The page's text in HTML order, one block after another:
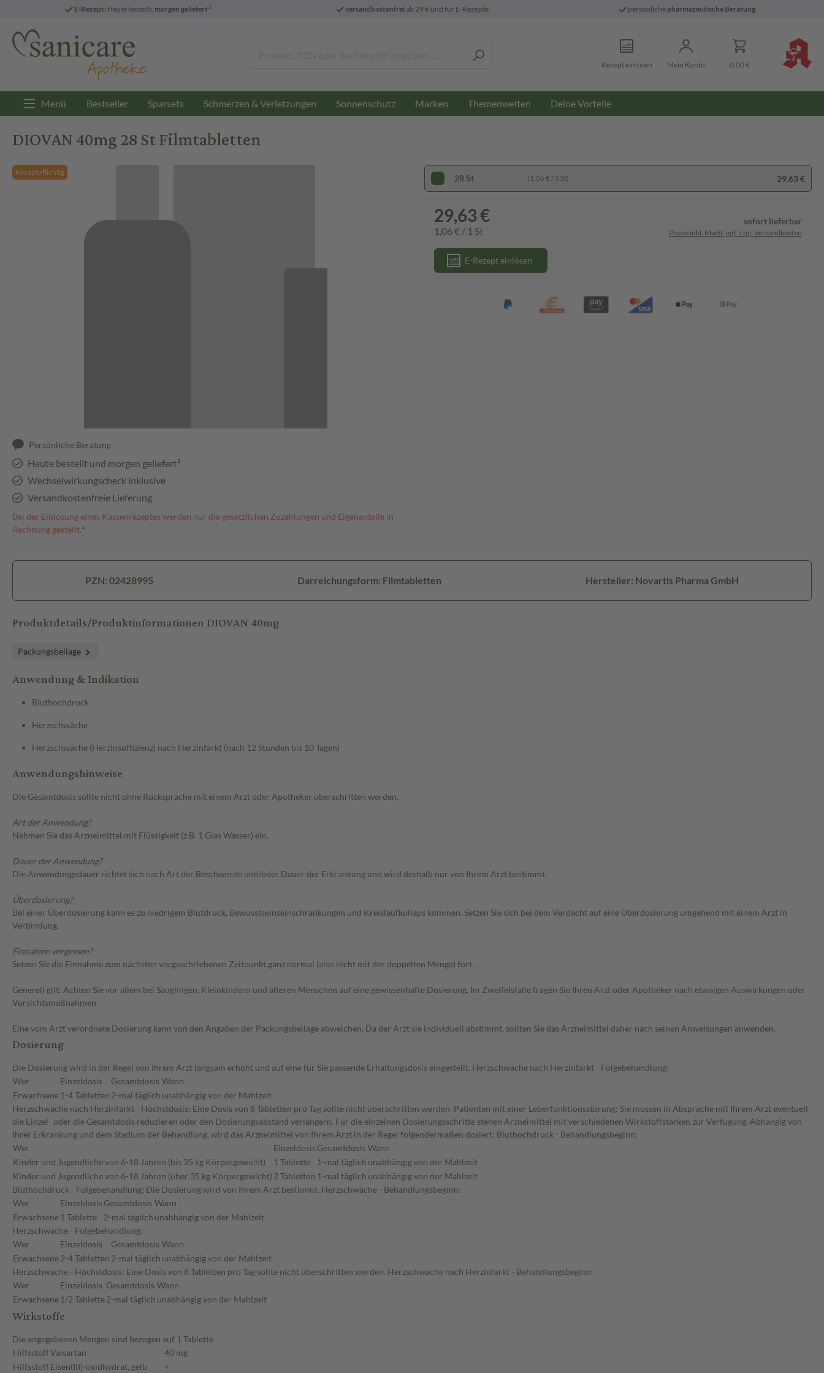
E-Rezept: Heute bestellt, morgen geliefert3 versandkostenfreiab 29 € und für E-Rezepte persönliche pharmazeutische Beratung
Rezept einlösen Mein Konto 0,00 €
Menü Bestseller Sparsets Schmerzen & Verletzungen Sonnenschutz Marken Themenwelten Deine Vorteile
DIOVAN 40mg 28 St Filmtabletten
Rezeptpflichtig
Persönliche Beratung
Heute bestellt und morgen geliefert³
Wechselwirkungscheck inklusive
Versandkostenfreie Lieferung
Bei der Einlösung eines Kassenrezeptes werden nur die gesetzlichen Zuzahlungen und Eigenanteile in
Rechnung gestellt.⁴
28 St (1,06 € / 1 St) 29,63 €
29,63 €
1,06 € / 1 St
sofort lieferbar
Preise inkl. MwSt. ggf. zzgl. Versandkosten
E-Rezept einlösen
PZN: 02428995 Darreichungsform: Filmtabletten Hersteller: Novartis Pharma GmbH
Produktdetails/Produktinformationen DIOVAN 40mg
Packungsbeilage
Anwendung & Indikation
Bluthochdruck
Herzschwäche
Herzschwäche (Herzinsuffizienz) nach Herzinfarkt (nach 12 Stunden bis 10 Tagen)
Anwendungshinweise
Die Gesamtdosis sollte nicht ohne Rücksprache mit einem Arzt oder Apotheker überschritten werden.
Art der Anwendung?
Nehmen Sie das Arzneimittel mit Flüssigkeit (z.B. 1 Glas Wasser) ein.
Dauer der Anwendung?
Die Anwendungsdauer richtet sich nach Art der Beschwerde und/oder Dauer der Erkrankung und wird deshalb nur von Ihrem Arzt bestimmt.
Überdosierung?
Bei einer Überdosierung kann es zu niedrigem Blutdruck, Bewusstseinseinschränkungen und Kreislaufkollaps kommen. Setzen Sie sich bei dem Verdacht auf eine Überdosierung umgehend mit einem Arzt in
Verbindung.
Einnahme vergessen?
Setzen Sie die Einnahme zum nächsten vorgeschriebenen Zeitpunkt ganz normal (also nicht mit der doppelten Menge) fort.
Generell gilt: Achten Sie vor allem bei Säuglingen, Kleinkindern und älteren Menschen auf eine gewissenhafte Dosierung. Im Zweifelsfalle fragen Sie Ihren Arzt oder Apotheker nach etwaigen Auswirkungen oder
Vorsichtsmaßnahmen.
Eine vom Arzt verordnete Dosierung kann von den Angaben der Packungsbeilage abweichen. Da der Arzt sie individuell abstimmt, sollten Sie das Arzneimittel daher nach seinen Anweisungen anwenden.
Dosierung
Die Dosierung wird in der Regel von Ihrem Arzt langsam erhöht und auf eine für Sie passende Erhaltungsdosis eingestellt. Herzschwäche nach Herzinfarkt - Folgebehandlung:
Wer
Einzeldosis Gesamtdosis Wann
Erwachsene 1-4 Tabletten 2-mal täglich unabhängig von der Mahlzeit
Herzschwäche nach Herzinfarkt - Höchstdosis: Eine Dosis von 8 Tabletten pro Tag sollte nicht überschritten werden. Patienten mit einer Leberfunktionsstörung: Sie müssen in Absprache mit Ihrem Arzt eventuell
die Einzel- oder die Gesamtdosis reduzieren oder den Dosierungsabstand verlängern. Für die einzelnen Dosierungsschritte stehen Arzneimittel mit verschiedenen Wirkstoffstärken zur Verfügung. Abhängig von
Ihrer Erkrankung und dem Stadium der Behandlung, wird das Arzneimittel von Ihrem Arzt in der Regel folgendermaßen dosiert: Bluthochdruck - Behandlungsbeginn:
Wer
Einzeldosis Gesamtdosis Wann
Kinder und Jugendliche von 6-18 Jahren (bis 35 kg Körpergewicht)
1 Tablette 1-mal täglich unabhängig von der Mahlzeit
Kinder und Jugendliche von 6-18 Jahren (über 35 kg Körpergewicht) 2 Tabletten 1-mal täglich unabhängig von der Mahlzeit
Bluthochdruck - Folgebehandlung: Die Dosierung wird von Ihrem Arzt bestimmt. Herzschwäche - Behandlungsbeginn:
Wer
Einzeldosis Gesamtdosis Wann
Erwachsene 1 Tablette 2-mal täglich unabhängig von der Mahlzeit
Herzschwäche - Folgebehandlung:
Wer
Einzeldosis Gesamtdosis Wann
Erwachsene2-4 Tabletten 2-mal täglich unabhängig von der Mahlzeit
Herzschwäche - Höchstdosis: Eine Dosis von 8 Tabletten pro Tag sollte nicht überschritten werden. Herzschwäche nach Herzinfarkt - Behandlungsbeginn:
Wer
Einzeldosis Gesamtdosis Wann
Erwachsene 1/2 Tablette2-mal täglich unabhängig von der Mahlzeit
Wirkstoffe
Die angegebenen Mengen sind bezogen auf 1 Tablette
HilfsstoffValsartan
40 mg
HilfsstoffEisen(III)-oxidhydrat, gelb
+